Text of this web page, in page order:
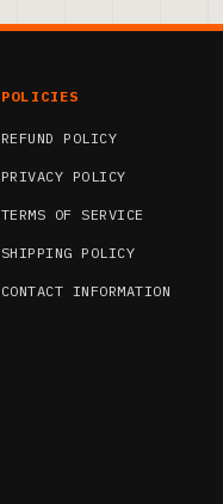
POLICIES
REFUND POLICY
PRIVACY POLICY
TERMS OF SERVICE
SHIPPING POLICY
CONTACT INFORMATION